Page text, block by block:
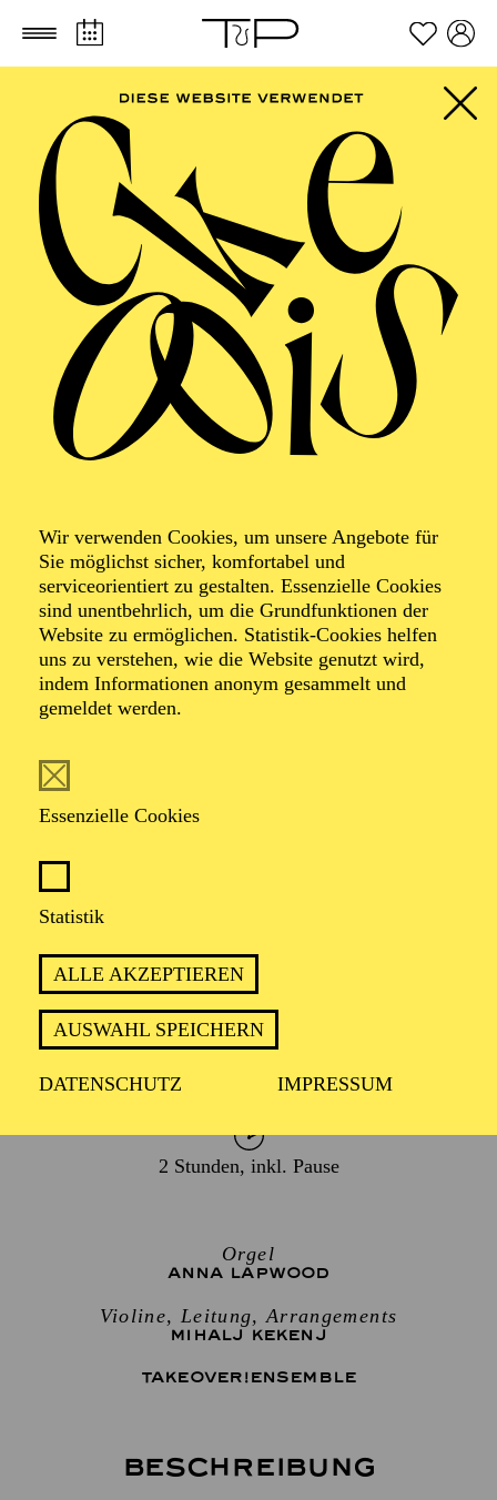
Zum Hauptinhalt springen Zum Footer springen
Wir verwenden Cookies, um unsere Angebote für
Sie möglichst sicher, komfortabel und
serviceorientiert zu gestalten. Essenzielle Cookies
sind unentbehrlich, um die Grundfunktionen der
Website zu ermöglichen. Statistik-Cookies helfen
uns zu verstehen, wie die Website genutzt wird,
indem Informationen anonym gesammelt und
gemeldet werden.
Essenzielle Cookies
Statistik
ALLE AKZEPTIEREN
AUSWAHL SPEICHERN
DATENSCHUTZ IMPRESSUM
PHILHARMONIE
Entertainment
Takeover! by Miki
meets Anna
Lapwood
Veranstalter: Eine Kooperation der Philharmonie Essen
mit Pro Arte Konzerte Essen
TERMIN
Freitag 9. Oktober 2026
2 Stunden, inkl. Pause
Orgel
ANNA LAPWOOD
Violine, Leitung, Arrangements
MIHALJ KEKENJ
TAKEOVER!ENSEMBLE
Beschreibung